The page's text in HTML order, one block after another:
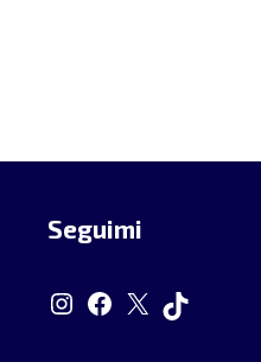
Seguimi
Instagram
Facebook
X